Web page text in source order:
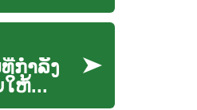
ກຳລັງ
ຫ້...